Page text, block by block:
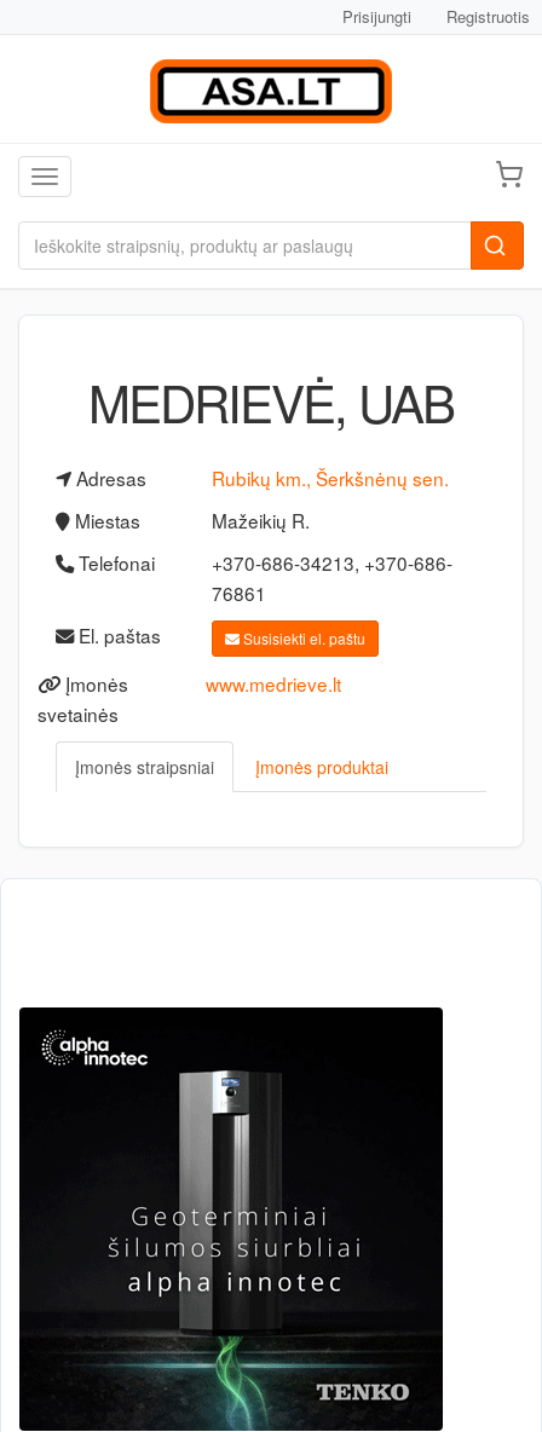
Prisijungti Registruotis
Toggle navigation
MEDRIEVĖ, UAB
Adresas
Rubikų km., Šerkšnėnų sen.
Miestas
Mažeikių R.
Telefonai
+370-686-34213, +370-686-
76861
El. paštas
Susisiekti el. paštu
Įmonės
svetainės
www.medrieve.lt
Įmonės straipsniai Įmonės produktai